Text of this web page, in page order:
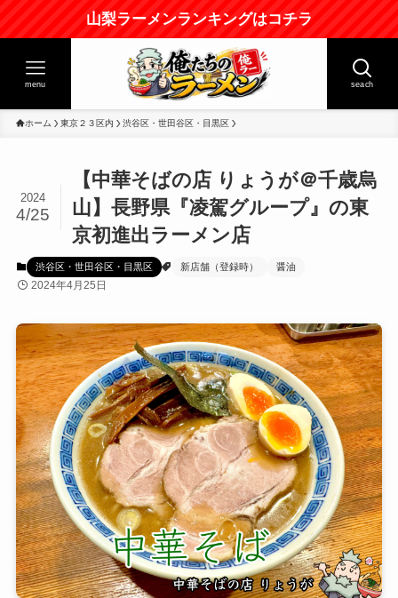
山梨ラーメンランキングはコチラ
seach
menu
ホーム 東京２３区内 渋谷区・世田谷区・目黒区
【中華そばの店 りょうが＠千歳烏
山】長野県『凌駕グループ』の東
京初進出ラーメン店
2024
4/25
渋谷区・世田谷区・目黒区 新店舗（登録時） 醤油
2024年4月25日